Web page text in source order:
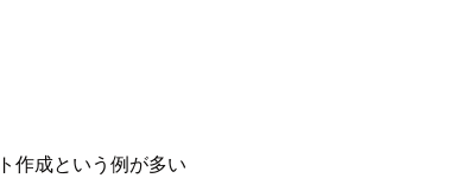
作成という例が多い